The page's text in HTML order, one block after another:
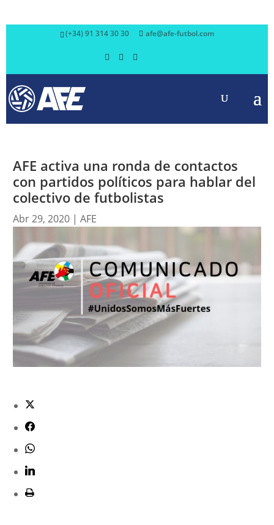
(+34) 91 314 30 30 afe@afe-futbol.com
AFE activa una ronda de contactos
con partidos políticos para hablar del
colectivo de futbolistas
Abr 29, 2020| AFE